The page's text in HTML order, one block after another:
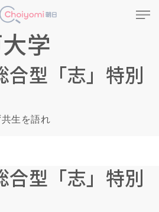
学
合型「志」特別
生を語れ
合型「志」特別